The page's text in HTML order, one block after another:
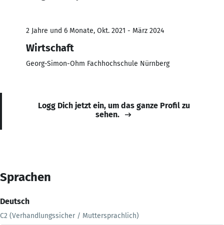
2 Jahre und 6 Monate, Okt. 2021 - März 2024
Wirtschaft
Georg-Simon-Ohm Fachhochschule Nürnberg
Logg Dich jetzt ein, um das ganze Profil zu
sehen.
Sprachen
Deutsch
C2 (Verhandlungssicher / Muttersprachlich)